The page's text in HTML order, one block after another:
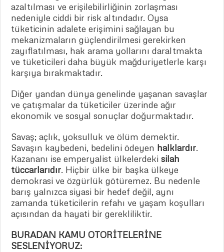
azaltılması ve erişilebilirliğinin zorlaşması
nedeniyle ciddi bir risk altındadır. Oysa
tüketicinin adalete erişimini sağlayan bu
mekanizmaların güçlendirilmesi gerekirken
zayıflatılması, hak arama yollarını daraltmakta
ve tüketicileri daha büyük mağduriyetlerle karşı
karşıya bırakmaktadır.
Diğer yandan dünya genelinde yaşanan savaşlar
ve çatışmalar da tüketiciler üzerinde ağır
ekonomik ve sosyal sonuçlar doğurmaktadır.
Savaş; açlık, yoksulluk ve ölüm demektir.
Savaşın kaybedeni, bedelini ödeyen halklardır.
Kazananı ise emperyalist ülkelerdekisilah
tüccarlarıdır. Hiçbir ülke bir başka ülkeye
demokrasi ve özgürlük götüremez. Bu nedenle
barış yalnızca siyasi bir hedef değil, aynı
zamanda tüketicilerin refahı ve yaşam koşulları
açısından da hayati bir gerekliliktir.
BURADAN KAMU OTORİTELERİNE
SESLENİYORUZ: